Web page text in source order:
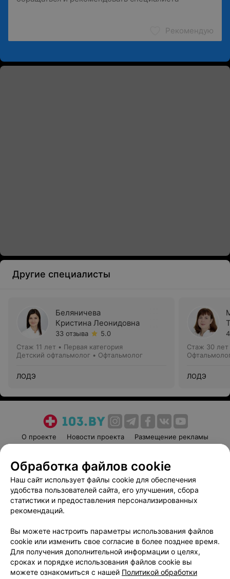
Рекомендую
Другие специалисты
Беляничева
Кристина Леонидовна
33 отзыва
5.0
Стаж 11 лет • Первая категория
Детский офтальмолог • Офтальмолог
ЛОДЭ
Стаж 30 лет
ЛОДЭ
О проекте Новости проекта
Размещение рекламы
Пользовательское соглашение
Способы оплаты
Вакансии
Партнеры
Написать руководителю 103.by
Обработка персональных данных
Обработка файлов cookie
Наш сайт использует файлы cookie для обеспечения
удобства пользователей сайта, его улучшения, сбора
статистики и предоставления персонализированных
рекомендаций.
Вы можете настроить параметры использования файлов
cookie или изменить свое согласие в более позднее время.
Для получения дополнительной информации о целях,
сроках и порядке использования файлов cookie вы
можете ознакомиться с нашей Политикой обработки